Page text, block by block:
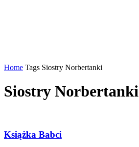
Home Tags Siostry Norbertanki
Siostry Norbertanki
Książka Babci